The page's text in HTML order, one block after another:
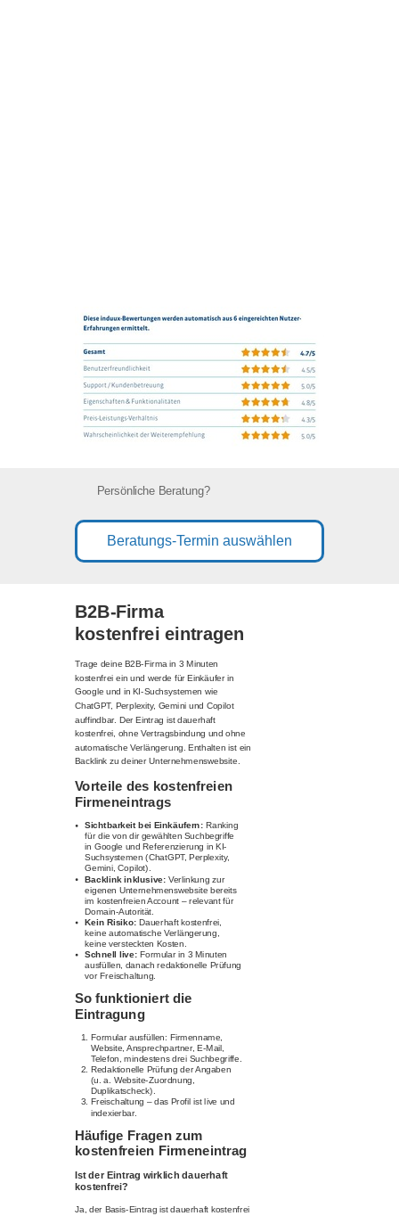
Beratungs-Termin auswählen
Persönliche Beratung?
B2B-Firma
kostenfrei eintragen
Trage deine B2B-Firma in 3 Minuten
kostenfrei ein und werde für Einkäufer in
Google und in KI-Suchsystemen wie
ChatGPT, Perplexity, Gemini und Copilot
auffindbar. Der Eintrag ist dauerhaft
kostenfrei, ohne Vertragsbindung und ohne
automatische Verlängerung. Enthalten ist ein
Backlink zu deiner Unternehmenswebsite.
Vorteile des kostenfreien
Firmeneintrags
Sichtbarkeit bei Einkäufern: Ranking
für die von dir gewählten Suchbegriffe
in Google und Referenzierung in KI-
Suchsystemen (ChatGPT, Perplexity,
Gemini, Copilot).
Backlink inklusive: Verlinkung zur
eigenen Unternehmenswebsite bereits
im kostenfreien Account – relevant für
Domain-Autorität.
Kein Risiko: Dauerhaft kostenfrei,
keine automatische Verlängerung,
keine versteckten Kosten.
Schnell live: Formular in 3 Minuten
ausfüllen, danach redaktionelle Prüfung
vor Freischaltung.
So funktioniert die
Eintragung
Formular ausfüllen: Firmenname,
Website, Ansprechpartner, E-Mail,
Telefon, mindestens drei Suchbegriffe.
Redaktionelle Prüfung der Angaben
(u. a. Website-Zuordnung,
Duplikatscheck).
Freischaltung – das Profil ist live und
indexierbar.
Häufige Fragen zum
kostenfreien Firmeneintrag
Ist der Eintrag wirklich dauerhaft
kostenfrei?
Ja, der Basis-Eintrag ist dauerhaft kostenfrei